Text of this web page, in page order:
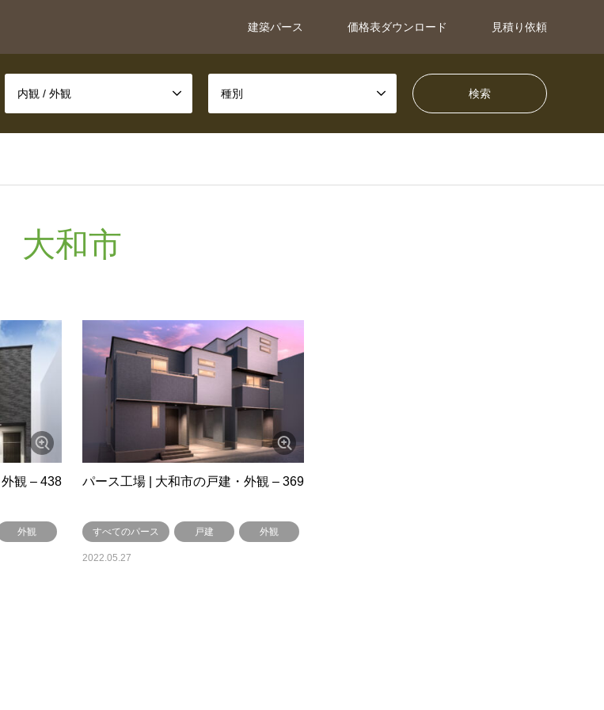
建築パース 価格表ダウンロード 見積り依頼
内観 / 外観 種別
大和市
観 – 438
外観
パース工場 | 大和市の戸建・外観 – 369
すべてのパース 戸建 外観
2022.05.27